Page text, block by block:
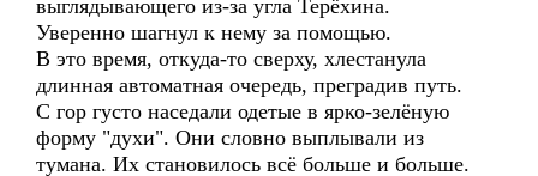
выглядывающего из-за угла Терёхина.
Уверенно шагнул к нему за помощью.
В это время, откуда-то сверху, хлестанула
длинная автоматная очередь, преградив путь.
С гор густо наседали одетые в ярко-зелёную
форму "духи". Они словно выплывали из
тумана. Их становилось всё больше и больше.